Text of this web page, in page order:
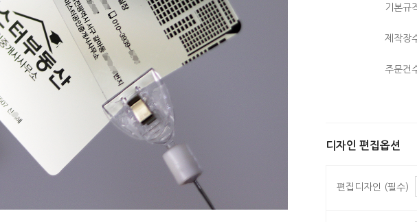
기본규
제작장
주문건
디자인 편집옵션
편집디자인 (필수)